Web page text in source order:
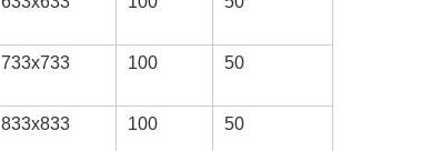
733x733 100 50
833x833 100 50